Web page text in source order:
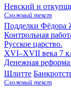
Невский и
Сложный текст
Подделки Фёдора
Контрольная
Русское царство.
XVI–XVII века 7
Денежная
Шлитте
Сложный текст